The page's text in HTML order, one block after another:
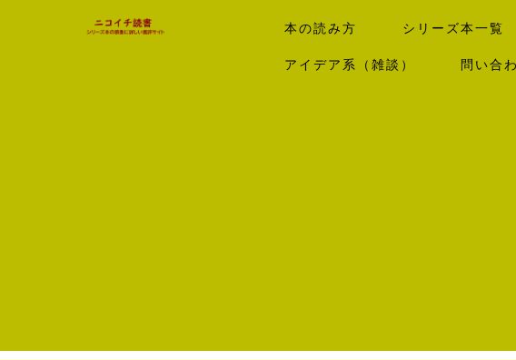
本の読み方 シリーズ本一覧
アイデア系（雑談） 問い合